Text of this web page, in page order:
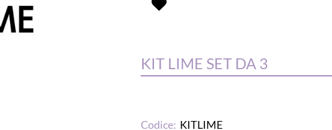
KIT LIME SET DA 3
Codice: KITLIME